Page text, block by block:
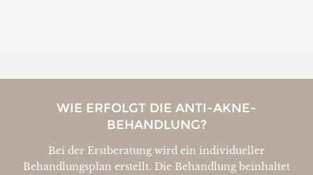
WIE ERFOLGT DIE ANTI-AKNE-
BEHANDLUNG?
Bei der Erstberatung wird ein individueller
Behandlungsplan erstellt. Die Behandlung beinhaltet